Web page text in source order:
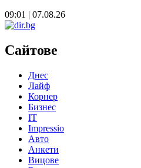
09:01 | 07.08.26
Сайтове
Днес
Лайф
Корнер
Бизнес
IT
Impressio
Авто
Анкети
Вицове